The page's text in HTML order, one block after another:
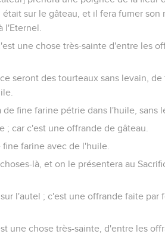
sur le gâteau, et il fera fumer son
l'Eternel.
une chose très-sainte d'entre les
seront des tourteaux sans levain, de
fine farine pétrie dans l'huile, sans
; car c'est une offrande de gâteau.
farine avec de l'huile.
là, et on le présentera au
l'autel ; c'est une offrande faite par
une chose très-sainte, d'entre les